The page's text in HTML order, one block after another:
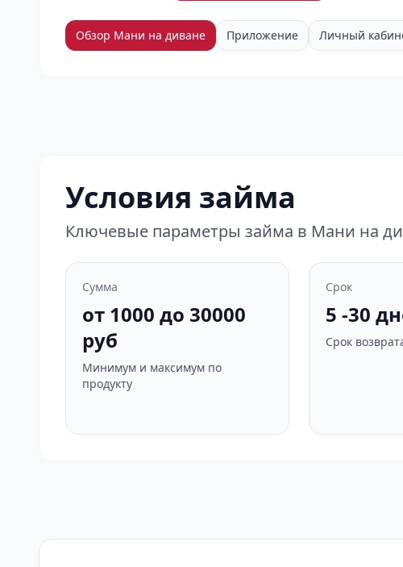
Обзор Мани на диване Приложение Личный
Условия займа
Ключевые параметры займа в Мани на
Сумма
от 1000 до 30000
руб
Минимум и максимум по
продукту
Срок
5 -30
Срок